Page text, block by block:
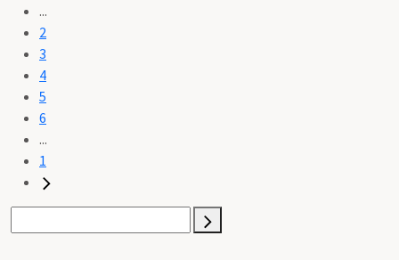
...
2
3
4
5
6
...
1